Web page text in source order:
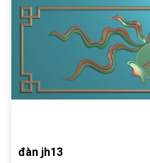
đàn jh13